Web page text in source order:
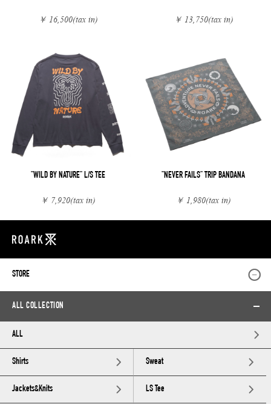
￥ 16,500(tax in) ￥ 13,750(tax in)
"WILD BY NATURE" L/S TEE
￥ 7,920(tax in)
"NEVER FAILS" TRIP BANDANA
￥ 1,980(tax in)
STORE
ALL COLLECTION
ALL
Shirts Sweat
Jackets&Knits LS Tee